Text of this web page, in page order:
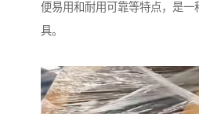
便易用和耐用可靠等特点，是一
具。